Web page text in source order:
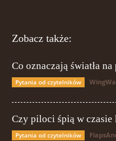
Zobacz także:
Co oznaczają światła
Pytania od czytelników
Czy piloci śpią w czasie
Pytania od czytelników